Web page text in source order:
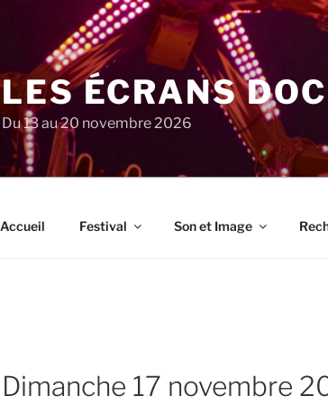
LES ÉCRANS
Du 13 au 20 novembre 2026
Accueil Festival Son et Image
dimanche 17 novembre